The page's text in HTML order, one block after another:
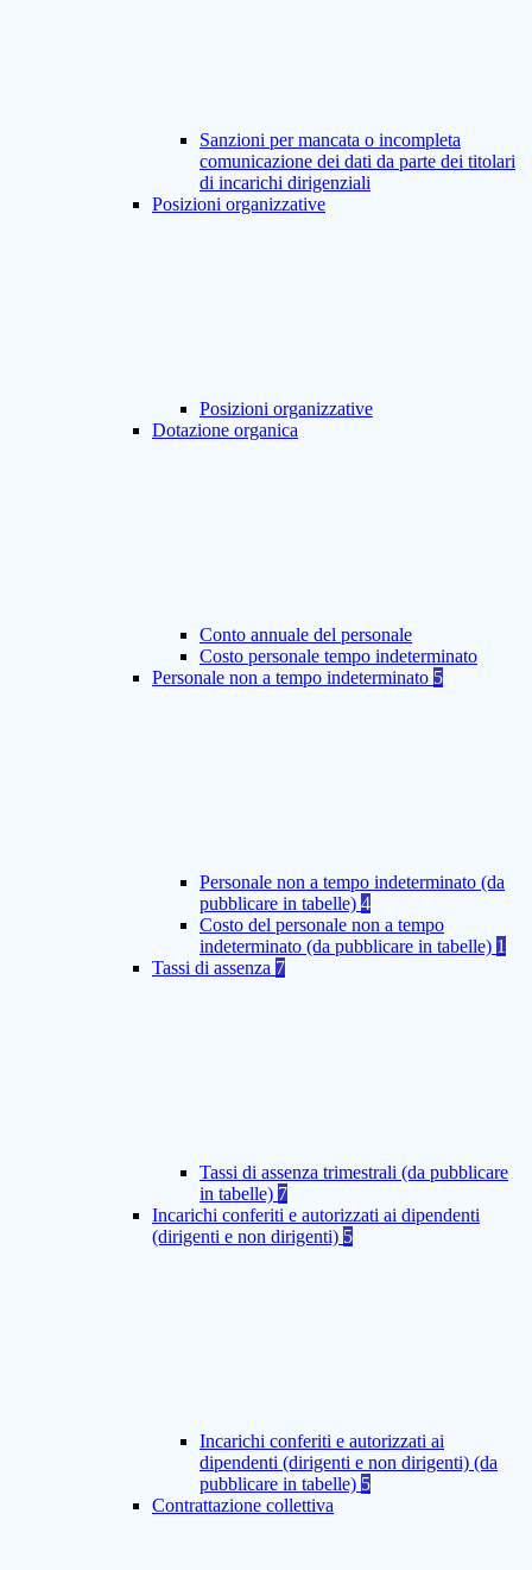
Sanzioni per mancata o incompleta
comunicazione dei dati da parte dei titolari
di incarichi dirigenziali
Posizioni organizzative
Posizioni organizzative
Dotazione organica
Conto annuale del personale
Costo personale tempo indeterminato
Personale non a tempo indeterminato 5
Personale non a tempo indeterminato (da
pubblicare in tabelle) 4
Costo del personale non a tempo
indeterminato (da pubblicare in tabelle) 1
Tassi di assenza 7
Tassi di assenza trimestrali (da pubblicare
in tabelle) 7
Incarichi conferiti e autorizzati ai dipendenti
(dirigenti e non dirigenti) 5
Incarichi conferiti e autorizzati ai
dipendenti (dirigenti e non dirigenti) (da
pubblicare in tabelle) 5
Contrattazione collettiva